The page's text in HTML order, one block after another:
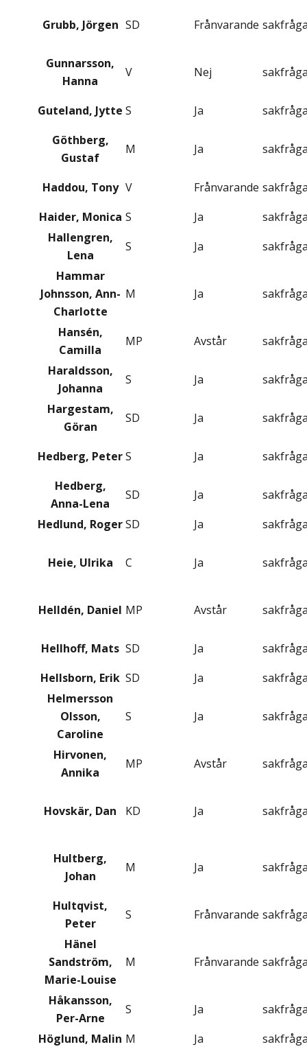
Grubb, Jörgen SD Frånvarande
Gunnarsson,
Hanna
V Nej
Guteland, Jytte S Ja
Göthberg,
Gustaf
M Ja
Haddou, Tony V Frånvarande
Haider, Monica S Ja
Hallengren,
Lena
S Ja
Hammar
Johnsson, Ann-
Charlotte
M Ja
Hansén,
Camilla
MP Avstår
Haraldsson,
Johanna
S Ja
Hargestam,
Göran
SD Ja
Hedberg, PeterS Ja
Hedberg,
Anna-Lena
SD Ja
Hedlund, RogerSD Ja
Heie, Ulrika C Ja
Helldén, Daniel MP Avstår
Hellhoff, Mats SD Ja
Hellsborn, Erik SD Ja
Helmersson
Olsson,
Caroline
S Ja
Hirvonen,
Annika
MP Avstår
Hovskär, Dan KD Ja
Hultberg,
Johan
M Ja
Hultqvist,
Peter
S Frånvarande
Hänel
Sandström,
Marie-Louise
M Frånvarande
Håkansson,
Per-Arne
S Ja
Höglund, Malin M Ja